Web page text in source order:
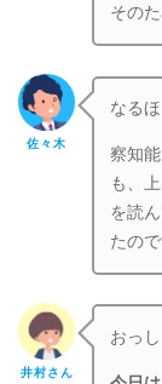
その
佐々木
なるほ
察知
も、
を読
たので
井村さん
おっ